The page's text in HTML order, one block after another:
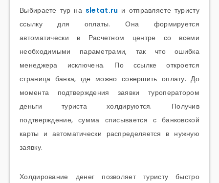
Выбираете тур на sletat.ru и отправляете туристу
ссылку для оплаты. Она формируется
автоматически в Расчетном центре со всеми
необходимыми параметрами, так что ошибка
менеджера исключена. По ссылке откроется
страница банка, где можно совершить оплату. До
момента подтверждения заявки туроператором
деньги туриста холдируются. Получив
подтверждение, сумма списывается с банковской
карты и автоматически распределяется в нужную
заявку.
Холдирование денег позволяет туристу быстро